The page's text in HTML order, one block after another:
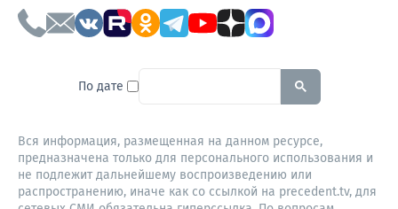
По дате To search this site, enter a
Вся информация, размещенная на данном ресурсе,
предназначена только для персонального использования и
не подлежит дальнейшему воспроизведению или
распространению, иначе как со ссылкой на precedent.tv, для